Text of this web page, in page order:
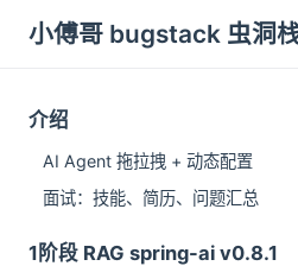
小傅哥 bugstack 虫洞
介绍
AI Agent 拖拉拽 + 动态配置
面试：技能、简历、问题汇总
1阶段 RAG spring-ai v0.8.1